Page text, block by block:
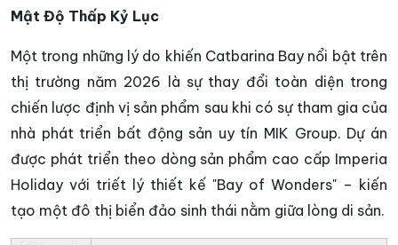
Mật Độ Thấp Kỷ Lục
Một trong những lý do khiến Catbarina Bay nổi bật trên
thị trường năm 2026 là sự thay đổi toàn diện trong
chiến lược định vị sản phẩm sau khi có sự tham gia của
nhà phát triển bất động sản uy tín MIK Group. Dự án
được phát triển theo dòng sản phẩm cao cấp Imperia
Holiday với triết lý thiết kế "Bay of Wonders" – kiến
tạo một đô thị biển đảo sinh thái nằm giữa lòng di sản.